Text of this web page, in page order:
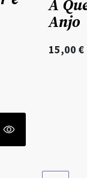
A
Anjo
15,00 €